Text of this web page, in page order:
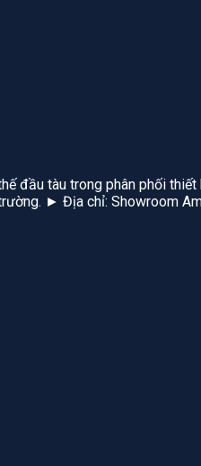
đầu tàu trong phân phối
► Địa chỉ: Showroom